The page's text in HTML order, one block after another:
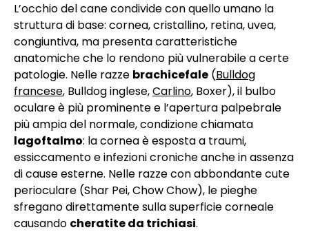
L’occhio del cane condivide con quello umano la
struttura di base: cornea, cristallino, retina, uvea,
congiuntiva, ma presenta caratteristiche
anatomiche che lo rendono più vulnerabile a certe
patologie. Nelle razze brachicefale (Bulldog
francese, Bulldog inglese,Carlino, Boxer), il bulbo
oculare è più prominente e l’apertura palpebrale
più ampia del normale, condizione chiamata
lagoftalmo: la cornea è esposta a traumi,
essiccamento e infezioni croniche anche in assenza
di cause esterne. Nelle razze con abbondante cute
perioculare (Shar Pei, Chow Chow), le pieghe
sfregano direttamente sulla superficie corneale
causando cheratite da trichiasi.